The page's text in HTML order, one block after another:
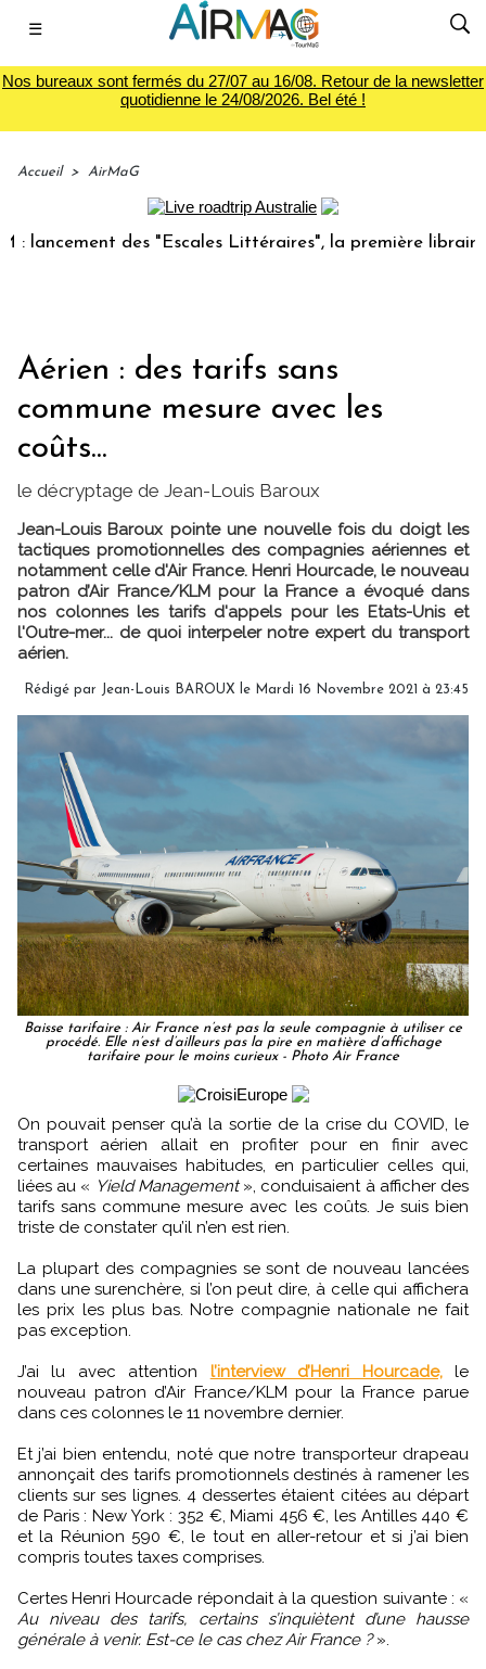
☰
Nos bureaux sont fermés du 27/07 au 16/08. Retour de la newsletter
quotidienne le 24/08/2026. Bel été !
Accueil > AirMaG
des "Escales Littéraires", la première librairie du
Aérien : des tarifs sans
commune mesure avec les
coûts...
le décryptage de Jean-Louis Baroux
Jean-Louis Baroux pointe une nouvelle fois du doigt les
tactiques promotionnelles des compagnies aériennes et
notamment celle d'Air France. Henri Hourcade, le nouveau
patron d’Air France/KLM pour la France a évoqué dans
nos colonnes les tarifs d'appels pour les Etats-Unis et
l'Outre-mer... de quoi interpeler notre expert du transport
aérien.
Rédigé par Jean-Louis BAROUX le Mardi 16 Novembre 2021 à 23:45
Baisse tarifaire : Air France n’est pas la seule compagnie à utiliser ce
procédé. Elle n’est d’ailleurs pas la pire en matière d’affichage
tarifaire pour le moins curieux - Photo Air France
On pouvait penser qu’à la sortie de la crise du COVID, le
transport aérien allait en profiter pour en finir avec
certaines mauvaises habitudes, en particulier celles qui,
liées au « Yield Management», conduisaient à afficher des
tarifs sans commune mesure avec les coûts. Je suis bien
triste de constater qu’il n’en est rien.
La plupart des compagnies se sont de nouveau lancées
dans une surenchère, si l’on peut dire, à celle qui affichera
les prix les plus bas. Notre compagnie nationale ne fait
pas exception.
J’ai lu avec attention l’interview d’Henri Hourcade,le
nouveau patron d’Air France/KLM pour la France parue
dans ces colonnes le 11 novembre dernier.
Et j’ai bien entendu, noté que notre transporteur drapeau
annonçait des tarifs promotionnels destinés à ramener les
clients sur ses lignes. 4 dessertes étaient citées au départ
de Paris : New York : 352 €, Miami 456 €, les Antilles 440 €
et la Réunion 590 €, le tout en aller-retour et si j’ai bien
compris toutes taxes comprises.
Certes Henri Hourcade répondait à la question suivante : «
Au niveau des tarifs, certains s’inquiètent d’une hausse
générale à venir. Est-ce le cas chez Air France ?».